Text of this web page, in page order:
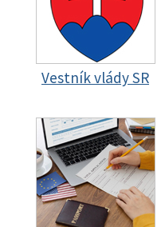
Vestník vlády SR